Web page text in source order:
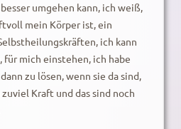
umgehen kann, ich weiß,
mein Körper ist, ein
ich kann
für mich einstehen, ich habe
zu lösen, wenn sie da sind,
Kraft und das sind noch